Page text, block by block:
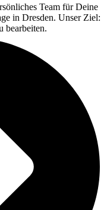
Team für Deine
in Dresden. Unser Ziel:
bearbeiten.